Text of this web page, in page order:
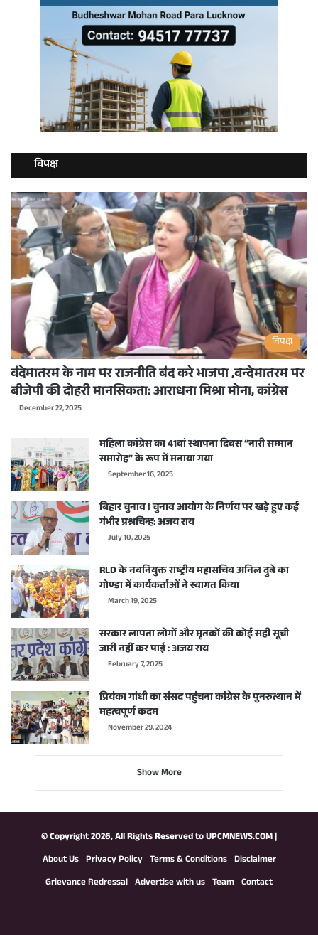
विपक्ष
विपक्ष
वंदेमातरम के नाम पर राजनीति बंद करे भाजपा ,वन्देमातरम पर
बीजेपी की दोहरी मानसिकता: आराधना मिश्रा मोना, कांग्रेस
December 22, 2025
महिला कांग्रेस का 41वां स्थापना दिवस “नारी सम्मान
समारोह” के रूप में मनाया गया
September 16, 2025
बिहार चुनाव ! चुनाव आयोग के निर्णय पर खड़े हुए कई
गंभीर प्रश्नचिन्ह: अजय राय
July 10, 2025
RLD के नवनियुक्त राष्ट्रीय महासचिव अनिल दुबे का
गोण्डा में कार्यकर्ताओं ने स्वागत किया
March 19, 2025
सरकार लापता लोगों और मृतकों की कोई सही सूची
जारी नहीं कर पाई : अजय राय
February 7, 2025
प्रियंका गांधी का संसद पहुंचना कांग्रेस के पुनरुत्थान में
महत्वपूर्ण कदम
November 29, 2024
Show More
© Copyright 2026, All Rights Reserved toUPCMNEWS.COM|
About Us Privacy Policy Terms & Conditions Disclaimer
Grievance Redressal Advertise with us Team Contact